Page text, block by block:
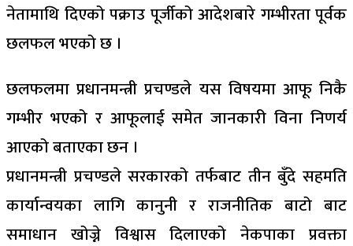
नेतामाथि दिएको पक्राउ पूर्जीको आदेशबारे गम्भीरता पूर्वक
छलफल भएको छ ।
छलफलमा प्रधानमन्त्री प्रचण्डले यस विषयमा आफू निकै
गम्भीर भएको र आफूलाई समेत जानकारी विना निणर्य
आएको बताएका छन ।
प्रधानमन्त्री प्रचण्डले सरकारको तर्फबाट तीन बुँदे सहमति
कार्यान्वयका लागि कानुनी र राजनीतिक बाटो बाट
समाधान खोज्ने विश्वास दिलाएको नेकपाका प्रवक्ता